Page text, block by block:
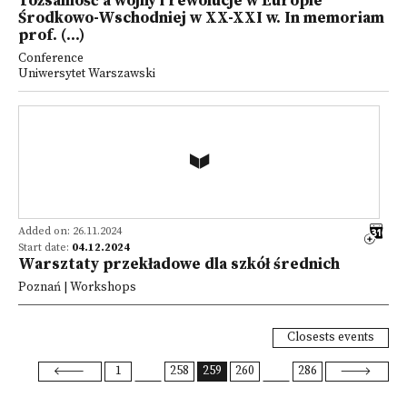
Środkowo-Wschodniej w XX-XXI w. In memoriam
prof. (...)
Conference
Uniwersytet Warszawski
Added on: 26.11.2024
Start date: 04.12.2024
Warsztaty przekładowe dla szkół średnich
Poznań | Workshops
Closests events
1 258 259 260 286